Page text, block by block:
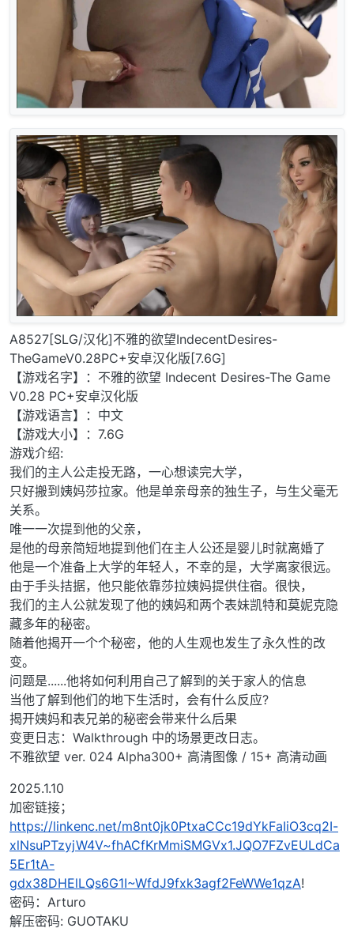
A8527[SLG/汉化]不雅的欲望IndecentDesires-
TheGameV0.28PC+安卓汉化版[7.6G]
【游戏名字】：不雅的欲望 Indecent Desires-The Game
V0.28 PC+安卓汉化版
【游戏语言】：中文
【游戏大小】：7.6G
游戏介绍:
我们的主人公走投无路，一心想读完大学，
只好搬到姨妈莎拉家。他是单亲母亲的独生子，与生父毫无
关系。
唯一一次提到他的父亲，
是他的母亲简短地提到他们在主人公还是婴儿时就离婚了
他是一个准备上大学的年轻人，不幸的是，大学离家很远。
由于手头拮据，他只能依靠莎拉姨妈提供住宿。很快，
我们的主人公就发现了他的姨妈和两个表妹凯特和莫妮克隐
藏多年的秘密。
随着他揭开一个个秘密，他的人生观也发生了永久性的改
变。
问题是......他将如何利用自己了解到的关于家人的信息
当他了解到他们的地下生活时，会有什么反应?
揭开姨妈和表兄弟的秘密会带来什么后果
变更日志：Walkthrough 中的场景更改日志。
不雅欲望 ver. 024 Alpha300+ 高清图像 / 15+ 高清动画
2025.1.10
加密链接；
https://linkenc.net/m8nt0jk0PtxaCCc19dYkFaIiO3cq2I-
xlNsuPTzyjW4V~fhACfKrMmiSMGVx1.JQO7FZvEULdCa
5Er1tA-
gdx38DHElLQs6G1I~WfdJ9fxk3agf2FeWWe1qzA!
密码：Arturo
解压密码: GUOTAKU